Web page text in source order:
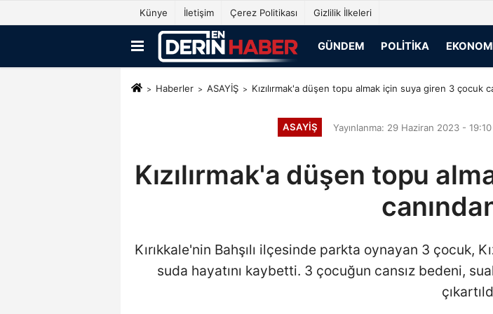
Künye İletişim Çerez Politikası Gizlilik İlkeleri
GÜNDEM POLITIKA
Haberler ASAYİŞ Kızılırmak'a düşen topu almak için suya giren 3 çocuk
ASAYİŞ Yayınlanma: 29 Haziran 2023 - 19:10
Kızılırmak'a düşen topu
Kırıkkale'nin Bahşılı ilçesinde parkta oynayan 3 çocuk,
suda hayatını kaybetti. 3 çocuğun cansız bedeni,